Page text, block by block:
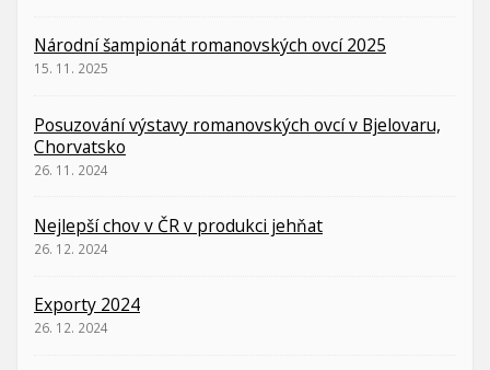
Národní šampionát romanovských ovcí 2025
15. 11. 2025
Posuzování výstavy romanovských ovcí v Bjelovaru,
Chorvatsko
26. 11. 2024
Nejlepší chov v ČR v produkci jehňat
26. 12. 2024
Exporty 2024
26. 12. 2024